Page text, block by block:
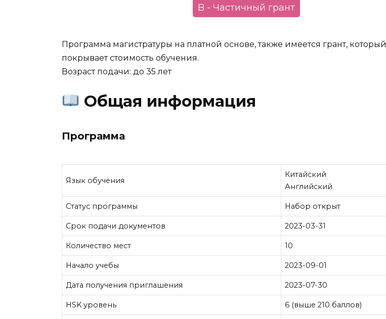
B - Частичный грант
Программа магистратуры на платной основе, также имеется грант, который
покрывает стоимость обучения.
Возраст подачи: до 35 лет
Общая информация
Программа
Язык обучения
Китайский
Английский
Статус программы Набор открыт
Срок подачи документов 2023-03-31
Количество мест 10
Начало учебы 2023-09-01
Дата получения приглашения 2023-07-30
HSK уровень 6 (выше 210 баллов)